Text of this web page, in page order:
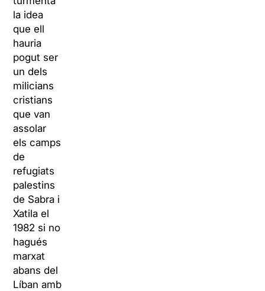
la idea
que ell
hauria
pogut ser
un dels
milicians
cristians
que van
assolar
els camps
de
refugiats
palestins
de Sabra i
Xatila el
1982 si no
hagués
marxat
abans del
Líban amb